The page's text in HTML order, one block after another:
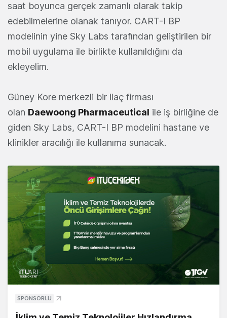
saat boyunca gerçek zamanlı olarak takip
edebilmelerine olanak tanıyor. CART-I BP
modelinin yine Sky Labs tarafından geliştirilen bir
mobil uygulama ile birlikte kullanıldığını da
ekleyelim.
Güney Kore merkezli bir ilaç firması
olan Daewoong Pharmaceutical ile iş birliğine de
giden Sky Labs, CART-I BP modelini hastane ve
klinikler aracılığı ile kullanıma sunacak.
SPONSORLU